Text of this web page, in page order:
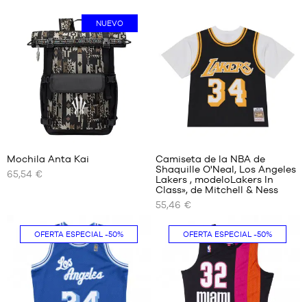
NUEVO
TAMAÑOS
única
Mochila Anta Kai
65,54 €
TAMAÑOS
DISPONIBLES
S
M
L
Camiseta de la NBA de
Shaquille O'Neal, Los Angeles
Lakers , modeloLakers In
Class», de Mitchell & Ness
55,46 €
OFERTA ESPECIAL-50% OFERTA ESPECIAL-50%